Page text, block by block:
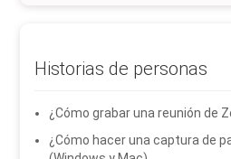
Historias de personas
¿Cómo grabar una reunión de
¿Cómo hacer una captura de